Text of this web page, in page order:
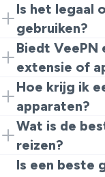
Is het legaal
gebruiken?
Voor dagelijkse
algemeen
gebruiken.
gebruik het
Biedt VeePN
extensie of
Ja. Je kunt
de Chrome-
controles. Als je
installeer dan
op je telefoon,
Hoe krijg ik
apparaten?
Download
een Jamaica-
sites zien een
Wat is de
reizen?
Als je kiest
Is een beste